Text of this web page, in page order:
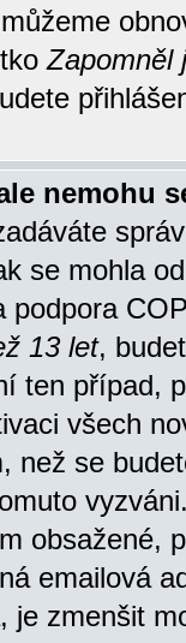
Zapomněl
nemohu
se mohla
13 let,
ten případ,
všech
než se
obsažené,
emailová
je zmenšit